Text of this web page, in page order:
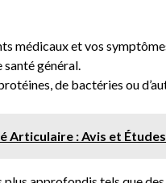
médicaux et vos
général.
de bactéries ou
Articulaire : Avis et Études